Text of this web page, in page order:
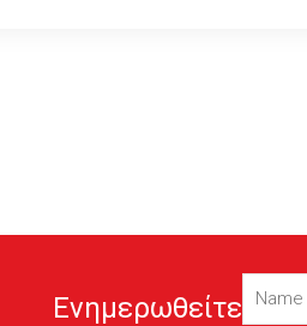
Ενημερωθείτε
Name
(Required)